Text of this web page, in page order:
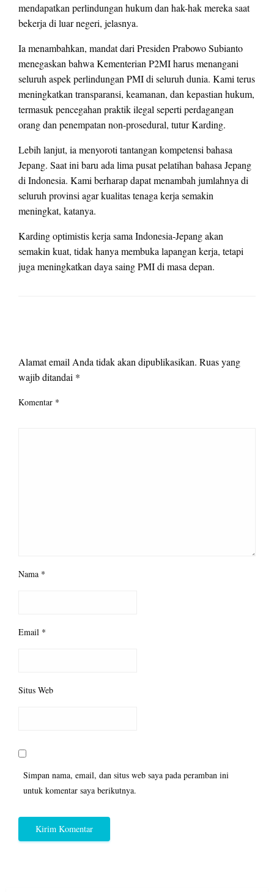
mendapatkan perlindungan hukum dan hak-hak mereka saat
bekerja di luar negeri, jelasnya.
Ia menambahkan, mandat dari Presiden Prabowo Subianto
menegaskan bahwa Kementerian P2MI harus menangani
seluruh aspek perlindungan PMI di seluruh dunia. Kami terus
meningkatkan transparansi, keamanan, dan kepastian hukum,
termasuk pencegahan praktik ilegal seperti perdagangan
orang dan penempatan non-prosedural, tutur Karding.
Lebih lanjut, ia menyoroti tantangan kompetensi bahasa
Jepang. Saat ini baru ada lima pusat pelatihan bahasa Jepang
di Indonesia. Kami berharap dapat menambah jumlahnya di
seluruh provinsi agar kualitas tenaga kerja semakin
meningkat, katanya.
Karding optimistis kerja sama Indonesia-Jepang akan
semakin kuat, tidak hanya membuka lapangan kerja, tetapi
juga meningkatkan daya saing PMI di masa depan.
Alamat email Anda tidak akan dipublikasikan. Ruas yang
wajib ditandai *
Komentar *
Nama *
Email *
Situs Web
Simpan nama, email, dan situs web saya pada peramban ini
untuk komentar saya berikutnya.